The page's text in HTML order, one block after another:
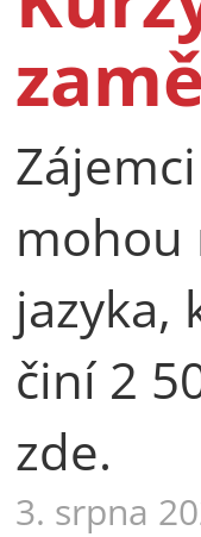
mohou
jazyka,
činí 2
zde.
3. srpna